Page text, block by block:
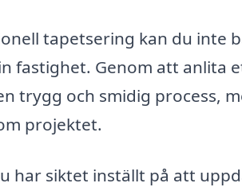
tapetsering kan du inte
fastighet. Genom att
trygg och smidig process,
projektet.
har siktet inställt på att